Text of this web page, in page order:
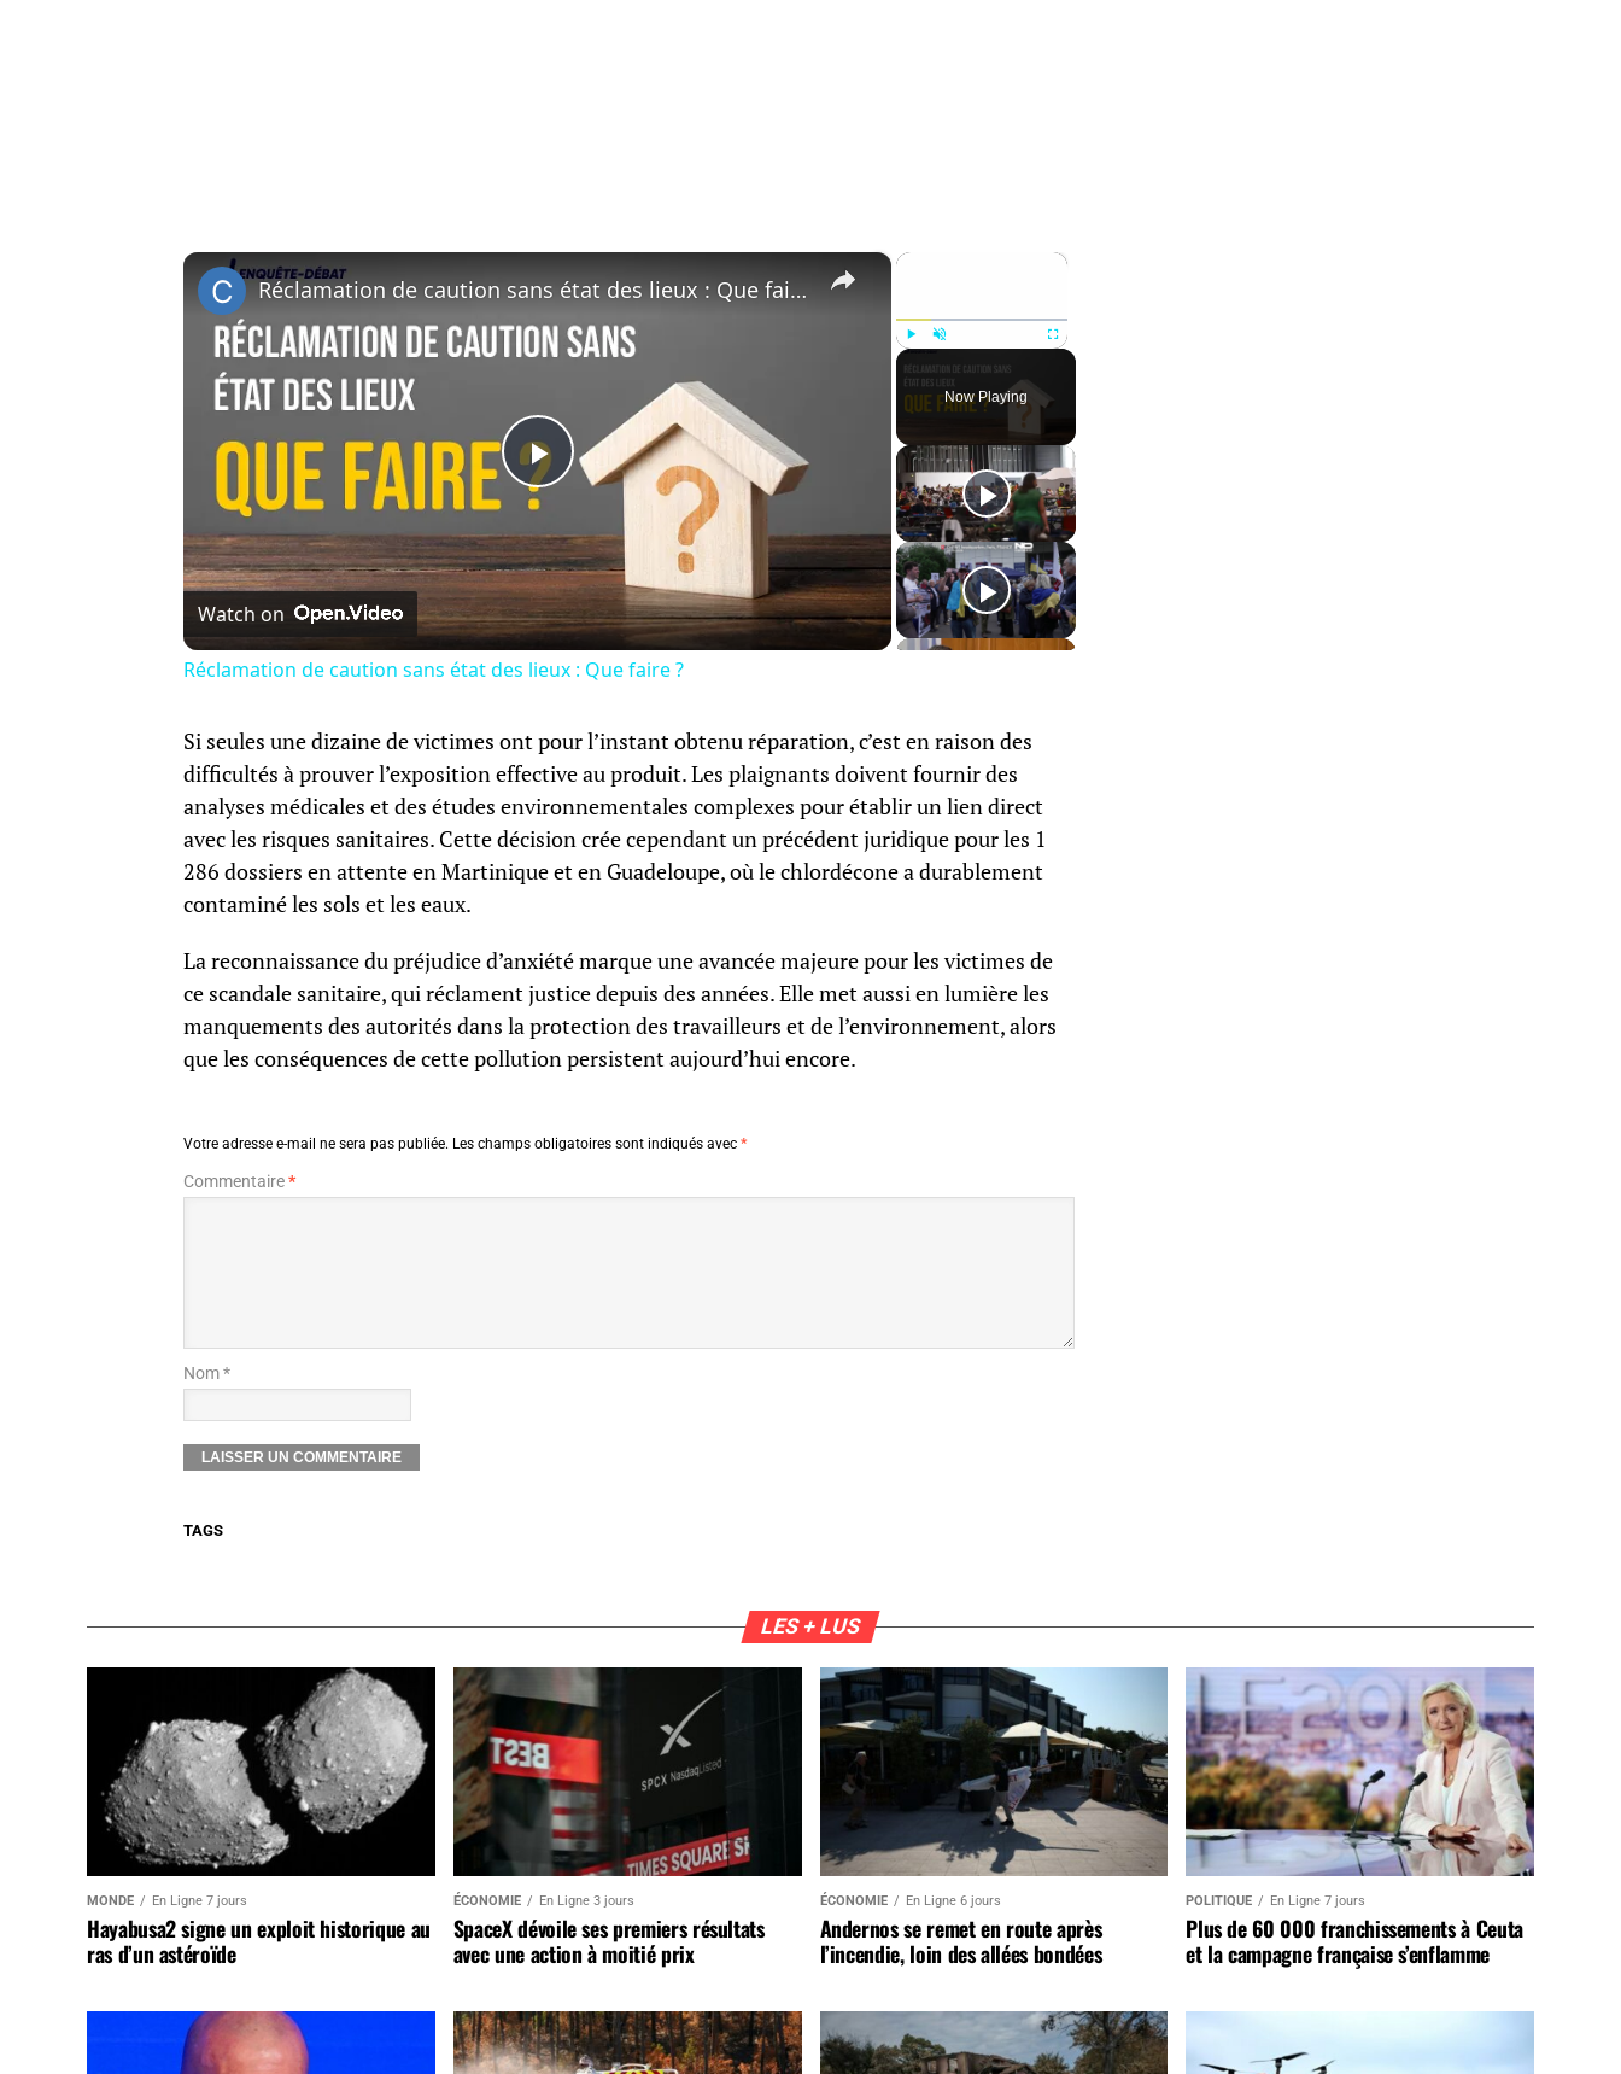
×
Fullscreen
Now Playing
×
Play
Video
Réclamation de caution sans état des lieux : Que faire ?
Watch on
Réclamation de caution sans état des lieux : Que faire ?
Si seules une dizaine de victimes ont pour l’instant obtenu réparation, c’est en raison des
difficultés à prouver l’exposition effective au produit. Les plaignants doivent fournir des
analyses médicales et des études environnementales complexes pour établir un lien direct
avec les risques sanitaires. Cette décision crée cependant un précédent juridique pour les 1
286 dossiers en attente en Martinique et en Guadeloupe, où le chlordécone a durablement
contaminé les sols et les eaux.
La reconnaissance du préjudice d’anxiété marque une avancée majeure pour les victimes de
ce scandale sanitaire, qui réclament justice depuis des années. Elle met aussi en lumière les
manquements des autorités dans la protection des travailleurs et de l’environnement, alors
que les conséquences de cette pollution persistent aujourd’hui encore.
Votre adresse e-mail ne sera pas publiée. Les champs obligatoires sont indiqués avec *
Commentaire*
Nom *
TAGS
LES + LUS
MONDE En Ligne 7 jours
Hayabusa2 signe un exploit historique au
ras d’un astéroïde
ÉCONOMIE En Ligne 3 jours
SpaceX dévoile ses premiers résultats
avec une action à moitié prix
ÉCONOMIE En Ligne 6 jours
Andernos se remet en route après
l’incendie, loin des allées bondées
POLITIQUE En Ligne 7 jours
Plus de 60 000 franchissements à Ceuta
et la campagne française s’enflamme